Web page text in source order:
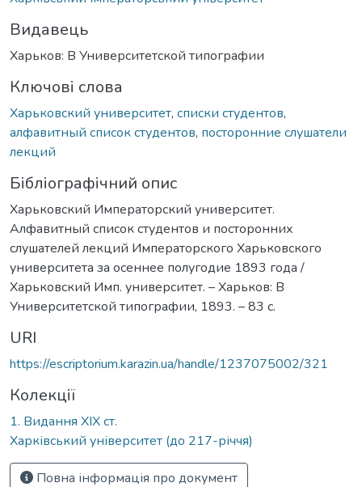
Видавець
Харьков: В Университетской типографии
Ключові слова
Харьковский университет, списки студентов,
алфавитный список студентов, посторонние слушатели
лекций
Бібліографічний опис
Харьковский Императорский университет.
Алфавитный список студентов и посторонних
слушателей лекций Императорского Харьковского
университета за осеннее полугодие 1893 года /
Харьковский Имп. университет. – Харьков: В
Университетской типографии, 1893. – 83 с.
URI
https://escriptorium.karazin.ua/handle/1237075002/321
Колекції
1. Видання ХІХ ст.
Харківський університет (до 217-річчя)
Повна інформація про документ